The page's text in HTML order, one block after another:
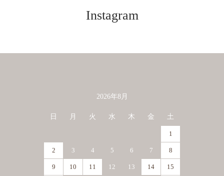
Instagram
2026年8月
日 月 火 水 木 金 土
1
2 3 4 5 6 7 8
9 10 11 12 13 14 15